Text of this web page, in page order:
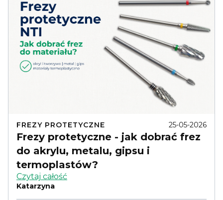
FREZY PROTETYCZNE 25-05-2026
Frezy protetyczne - jak dobrać frez
do akrylu, metalu, gipsu i
termoplastów?
Czytaj całość
Katarzyna